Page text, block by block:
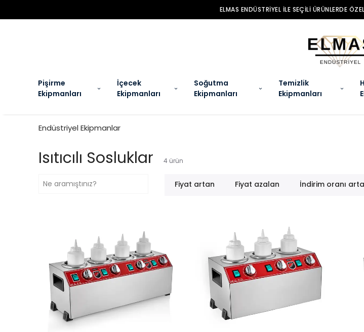
ELMAS ENDÜSTRIYEL ILE SEÇILI ÜRÜNLERDE
Pişirme
Ekipmanları
İçecek
Ekipmanları
Soğutma
Ekipmanları
Temizlik
Ekipmanları
Endüstriyel Ekipmanlar
Isıtıcılı Sosluklar 4 ürün
Fiyat artan Fiyat azalan İndirim oranı